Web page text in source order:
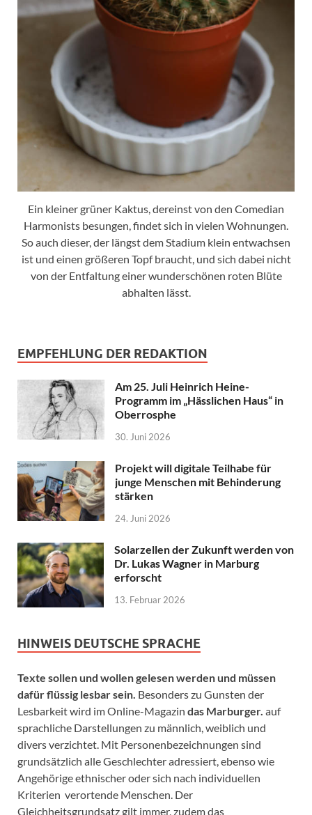
Ein kleiner grüner Kaktus, dereinst von den Comedian
Harmonists besungen, findet sich in vielen Wohnungen.
So auch dieser, der längst dem Stadium klein entwachsen
ist und einen größeren Topf braucht, und sich dabei nicht
von der Entfaltung einer wunderschönen roten Blüte
abhalten lässt.
EMPFEHLUNG DER REDAKTION
Am 25. Juli Heinrich Heine-
Programm im „Hässlichen Haus“ in
Oberrosphe
30. Juni 2026
Projekt will digitale Teilhabe für
junge Menschen mit Behinderung
stärken
24. Juni 2026
Solarzellen der Zukunft werden von
Dr. Lukas Wagner in Marburg
erforscht
13. Februar 2026
HINWEIS DEUTSCHE SPRACHE
Texte sollen und wollen gelesen werden und müssen
dafür flüssig lesbar sein. Besonders zu Gunsten der
Lesbarkeit wird im Online-Magazin das Marburger. auf
sprachliche Darstellungen zu männlich, weiblich und
divers verzichtet. Mit Personenbezeichnungen sind
grundsätzlich alle Geschlechter adressiert, ebenso wie
Angehörige ethnischer oder sich nach individuellen
Kriterien verortende Menschen. Der
Gleichheitsgrundsatz gilt immer, zudem das